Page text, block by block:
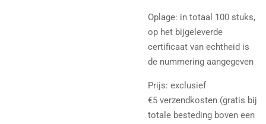
Oplage: in totaal 100 stuks,
op het bijgeleverde
certificaat van echtheid is
de nummering aangegeven
Prijs: exclusief
€5 verzendkosten (gratis bij
totale besteding boven een